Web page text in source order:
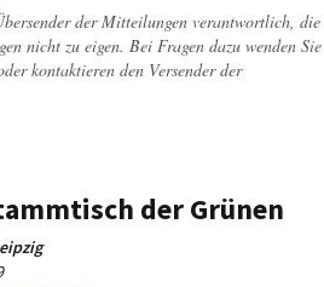
der Mitteilungen verantwortlich, die
nicht zu eigen. Bei Fragen dazu wenden Sie
kontaktieren den Versender der
der Grünen